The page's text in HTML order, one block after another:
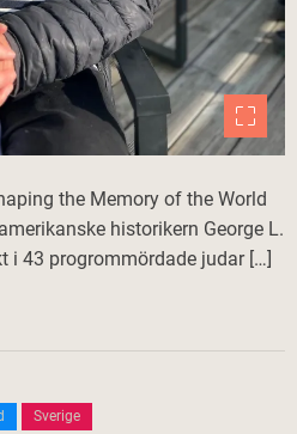
the Memory of the World
historikern George L.
i 43 progrommördade judar […]
Sverige